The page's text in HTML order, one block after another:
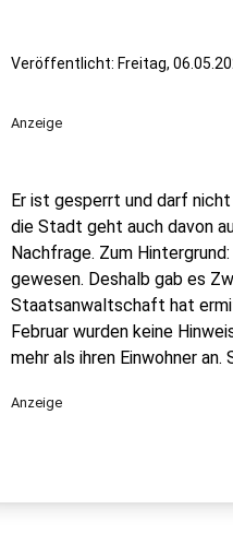
Veröffentlicht: Freitag,
Anzeige
Er ist gesperrt und darf
die Stadt geht auch davon
Nachfrage. Zum
gewesen. Deshalb gab es
Staatsanwaltschaft hat
Februar wurden keine
mehr als ihren Einwohner
Anzeige